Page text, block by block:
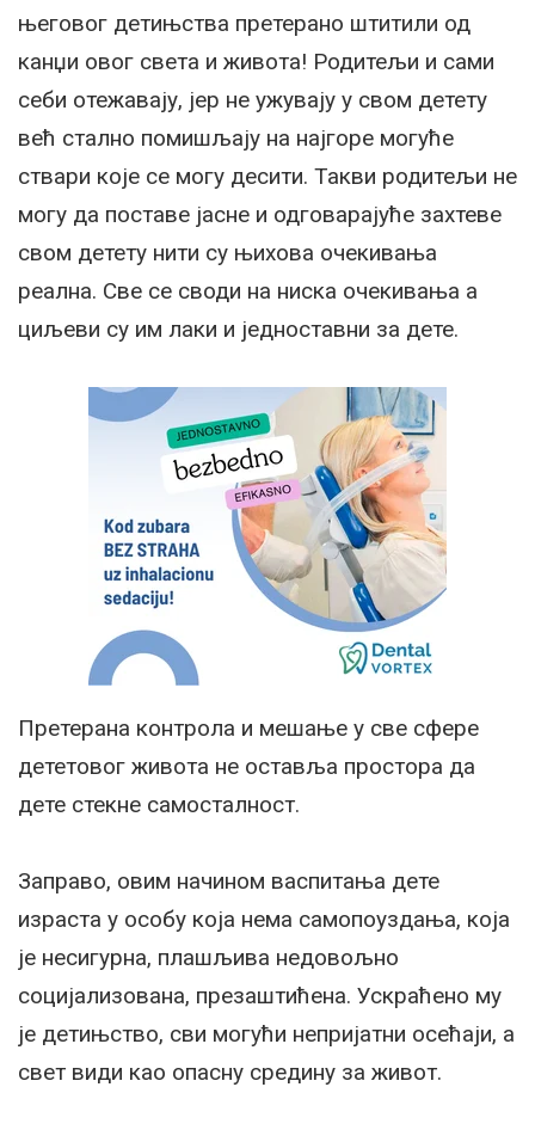
његовог детињства претерано штитили од
канџи овог света и живота! Родитељи и сами
себи отежавају, јер не ужувају у свом детету
већ стално помишљају на најгоре могуће
ствари које се могу десити. Такви родитељи не
могу да поставе јасне и одговарајуће захтеве
свом детету нити су њихова очекивања
реална. Све се своди на ниска очекивања а
циљеви су им лаки и једноставни за дете.
Претерана контрола и мешање у све сфере
дететовог живота не оставља простора да
дете стекне самосталност.
Заправо, овим начином васпитања дете
израста у особу која нема самопоуздања, која
је несигурна, плашљива недовољно
социјализована, презаштићена. Ускраћено му
је детињство, сви могући непријатни осећаји, а
свет види као опасну средину за живот.